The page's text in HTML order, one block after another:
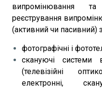
випромінювання
реєстрування
(активний чи пасивний)
фотографічні і
скануючі системи
(телевізійні
електронні,